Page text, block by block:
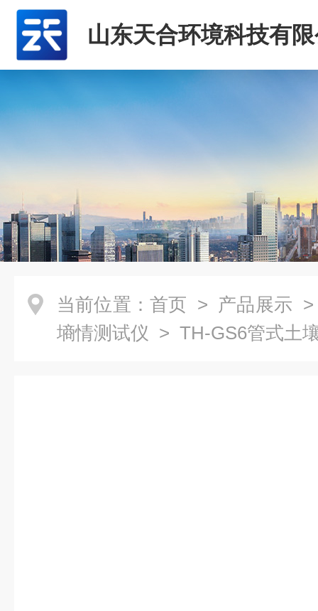
山东天合环境科技有
当前位置： 首页 > 产品展示
墒情测试仪 > TH-GS6管式土